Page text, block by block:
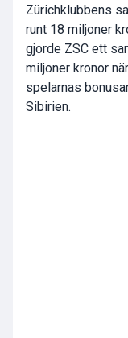
Zürichklubbens
runt 18 miljoner
gjorde ZSC ett
miljoner kronor
spelarnas
Sibirien.